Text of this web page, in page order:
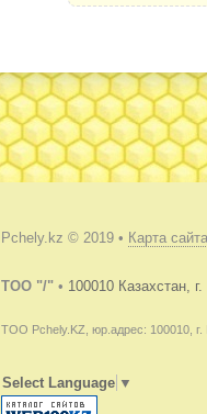
Pchely.kz © 2019 • Карта сайта
TOO "/" • 100010 Казахстан,
ТОО Pchely.KZ, юр.адрес: 100010, г.
Select Language ▼